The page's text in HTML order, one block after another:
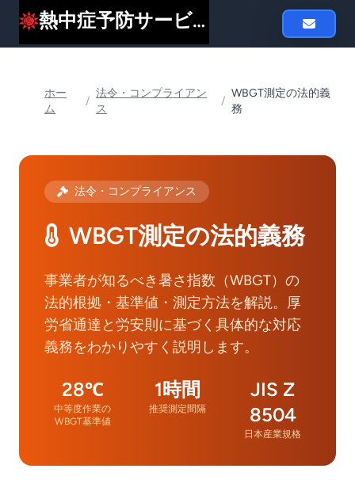
熱中症予防サービスheat119
ホー
ム
/
法令・コンプライアン
ス
/
WBGT測定の法的義
務
法令・コンプライアンス
WBGT測定の法的義務
事業者が知るべき暑さ指数（WBGT）の
法的根拠・基準値・測定方法を解説。厚
労省通達と労安則に基づく具体的な対応
義務をわかりやすく説明します。
28℃
中等度作業の
WBGT基準値
1時間
推奨測定間隔
JIS Z
8504
日本産業規格